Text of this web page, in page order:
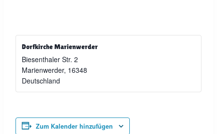
Dorfkirche Marienwerder
Biesenthaler Str. 2
Marienwerder, 16348
Deutschland
Zum Kalender hinzufügen